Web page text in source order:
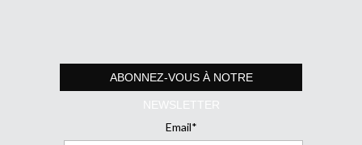
ABONNEZ-VOUS À NOTRE
NEWSLETTER
Email*